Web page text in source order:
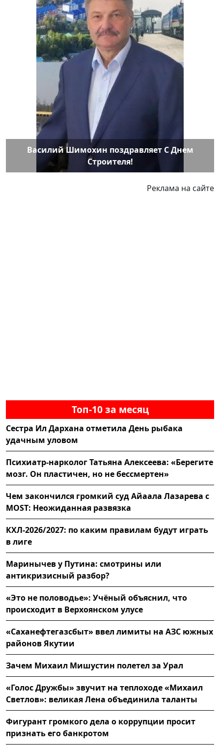
Василий Шимохин поздравляет С Днем
Строителя!
Реклама на сайте
Топ-10 за месяц
Сестра Ил Дархана отметила День рыбака
удачным уловом
Психиатр-нарколог Татьяна Алексеева: «Берегите
мозг. Он пластичен, но не бессмертен»
Чем закончился громкий суд Айаала Лазарева с
MOST: Неожиданная развязка
КХЛ-2026/2027: по каким правилам будут играть
в лиге
Маринычев у Путина: смотрины или
антикризисный разбор?
«Это не половодье»: Учёный объяснил, что
происходит в Верхоянском улусе
«Саханефтегазсбыт» ввел лимиты на АЗС южных
районов Якутии
Зачем Михаил Мишустин полетел за Урал
«Голос Дружбы» звучит на теплоходе «Михаил
Светлов»: великая Лена объединила таланты
Фигурант громкого дела о коррупции просит
признать его банкротом